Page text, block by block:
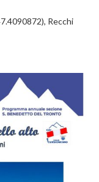
Recchi